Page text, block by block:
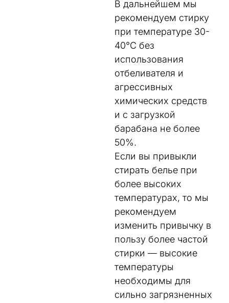
В дальнейшем мы
рекомендуем стирку
при температуре 30-
40°C без
использования
отбеливателя и
агрессивных
химических средств
и с загрузкой
барабана не более
50%.
Если вы привыкли
стирать белье при
более высоких
температурах, то мы
рекомендуем
изменить привычку в
пользу более частой
стирки — высокие
температуры
необходимы для
сильно загрязненных